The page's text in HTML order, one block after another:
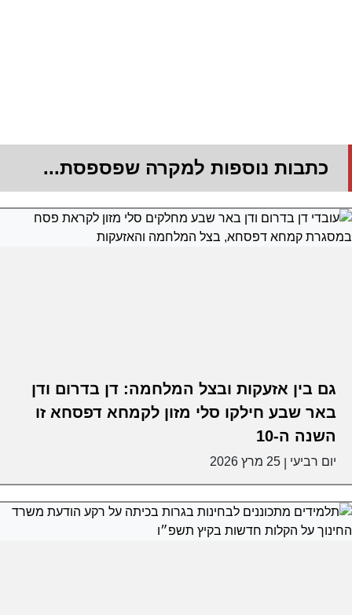
כתבות נוספות למקרה שפספסת...
גם בין אזעקות ובצל המלחמה: דן בדרום ודן
באר שבע חילקו סלי מזון לקמחא דפסחא זו
השנה ה-10
יום רביעי 25 מרץ 2026